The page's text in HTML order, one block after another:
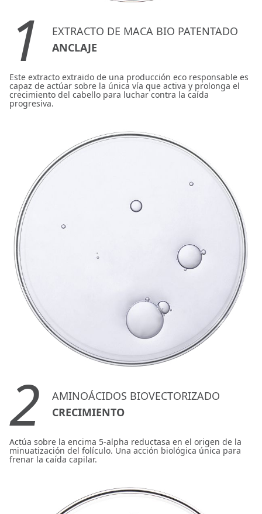
1
EXTRACTO DE MACA BIO PATENTADO
ANCLAJE
Este extracto extraido de una producción eco responsable es
capaz de actúar sobre la única vía que activa y prolonga el
crecimiento del cabello para luchar contra la caída
progresiva.
2
AMINOÁCIDOS BIOVECTORIZADO
CRECIMIENTO
Actúa sobre la encima 5-alpha reductasa en el origen de la
minuatización del folículo. Una acción biológica única para
frenar la caída capilar.